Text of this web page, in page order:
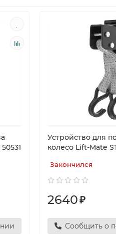
Устройство для
колесо Lift-Mate
Закончился
2640₽
Сообщить о